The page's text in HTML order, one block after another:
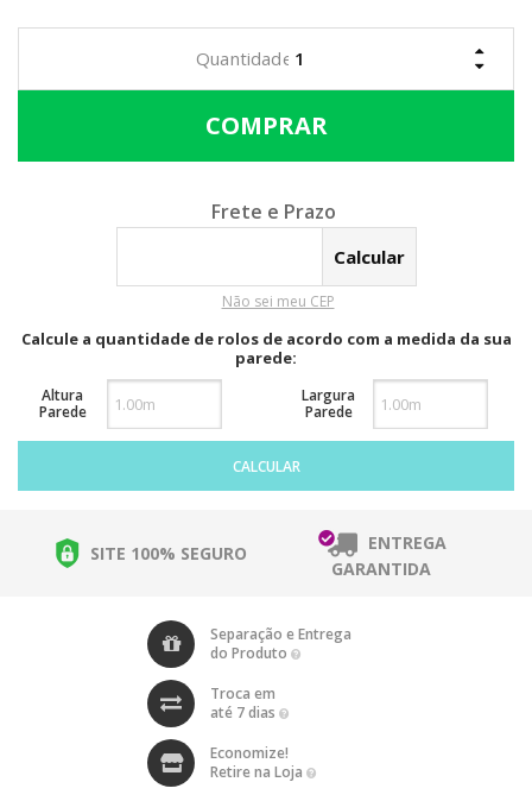
Calcular o Frete
Não sei meu CEP
Calcule a quantidade de rolos de acordo com a medida da sua
parede:
Altura
Parede
Largura
Parede
CALCULAR
SITE 100% SEGURO
ENTREGA
GARANTIDA
Separação e Entrega
do Produto
Troca em
até 7 dias
Economize!
Retire na Loja